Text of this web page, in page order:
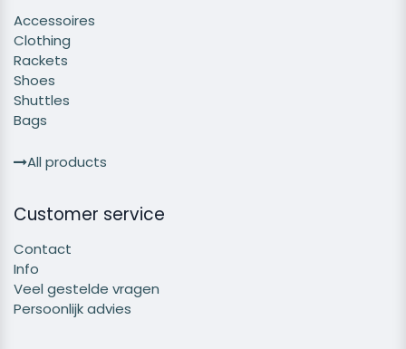
Accessoires
Clothing
Rackets
Shoes
Shuttles
Bags
All products
Customer service
Contact
Info
Veel gestelde vragen
Persoonlijk advies